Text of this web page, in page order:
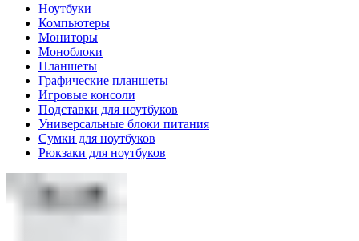
Ноутбуки
Компьютеры
Мониторы
Моноблоки
Планшеты
Графические планшеты
Игровые консоли
Подставки для ноутбуков
Универсальные блоки питания
Сумки для ноутбуков
Рюкзаки для ноутбуков